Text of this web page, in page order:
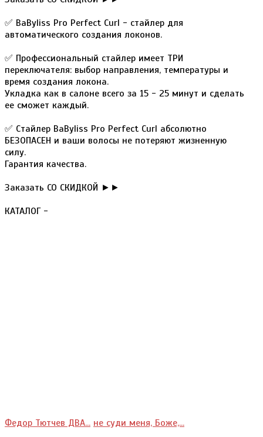
✅ ВaByliss Pro Perfect Curl - стайлер для
автоматического создания локонов.
✅ Профессиональный стайлер имеет ТРИ
переключателя: выбор направления, температуры и
время создания локона.
Укладка как в салоне всего за 15 - 25 минут и сделать
ее сможет каждый.
✅ Стайлер BaByliss Pro Perfect Curl абсолютно
БЕЗОПАСЕН и ваши волосы не потеряют жизненную
силу.
Гарантия качества.
Заказать СО СКИДКОЙ ►►
КАТАЛОГ -
Федор Тютчев ДВА... не суди меня, Боже,...